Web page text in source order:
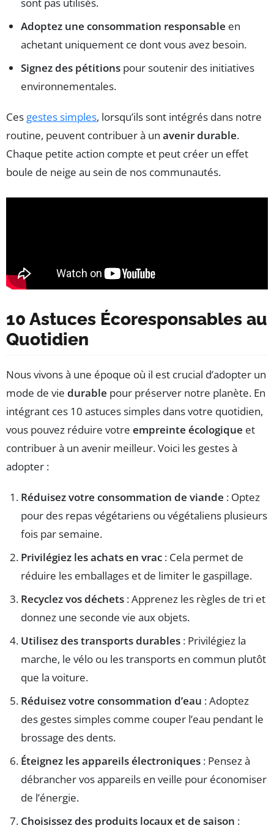
sont pas utilisés.
Adoptez une consommation responsable en
achetant uniquement ce dont vous avez besoin.
Signez des pétitions pour soutenir des initiatives
environnementales.
Ces gestes simples, lorsqu’ils sont intégrés dans notre
routine, peuvent contribuer à un avenir durable.
Chaque petite action compte et peut créer un effet
boule de neige au sein de nos communautés.
10 Astuces Écoresponsables au
Quotidien
Nous vivons à une époque où il est crucial d’adopter un
mode de vie durable pour préserver notre planète. En
intégrant ces 10 astuces simples dans votre quotidien,
vous pouvez réduire votre empreinte écologique et
contribuer à un avenir meilleur. Voici les gestes à
adopter :
Réduisez votre consommation de viande : Optez
pour des repas végétariens ou végétaliens plusieurs
fois par semaine.
Privilégiez les achats en vrac : Cela permet de
réduire les emballages et de limiter le gaspillage.
Recyclez vos déchets : Apprenez les règles de tri et
donnez une seconde vie aux objets.
Utilisez des transports durables : Privilégiez la
marche, le vélo ou les transports en commun plutôt
que la voiture.
Réduisez votre consommation d’eau : Adoptez
des gestes simples comme couper l’eau pendant le
brossage des dents.
Éteignez les appareils électroniques : Pensez à
débrancher vos appareils en veille pour économiser
de l’énergie.
Choisissez des produits locaux et de saison :